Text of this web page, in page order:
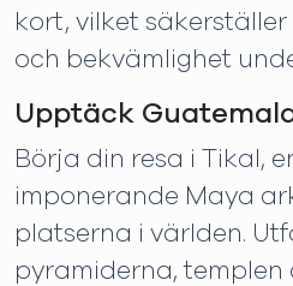
kort, vilket
och bekvämlighet
Upptäck
Börja din resa i Tikal,
imponerande Maya
platserna i världen.
pyramiderna, templen